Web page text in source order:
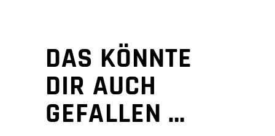
DAS KÖNNTE
DIR AUCH
GEFALLEN …